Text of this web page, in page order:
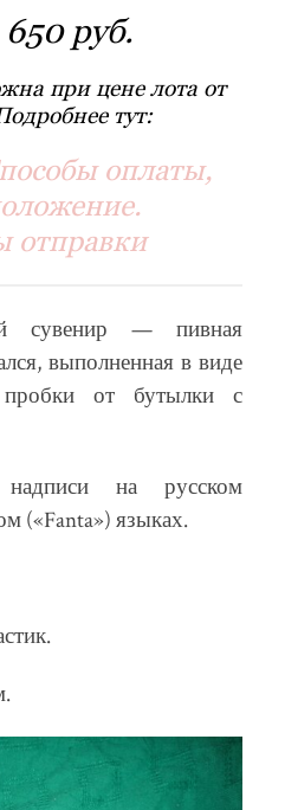
650 руб.
при цене лота от
тут:
оплаты,
отправки
сувенир — пивная
выполненная в виде
от бутылки с
на русском
(«Fanta») языках.